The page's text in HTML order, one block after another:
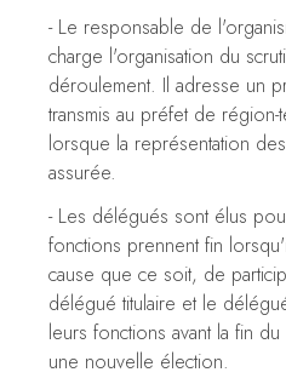
- Le responsable de
charge l'organisation du
déroulement. Il adresse un
transmis au préfet de
lorsque la représentation
assurée.
- Les délégués sont élus
fonctions prennent fin
cause que ce soit, de
délégué titulaire et le
leurs fonctions avant la fin
une nouvelle élection.